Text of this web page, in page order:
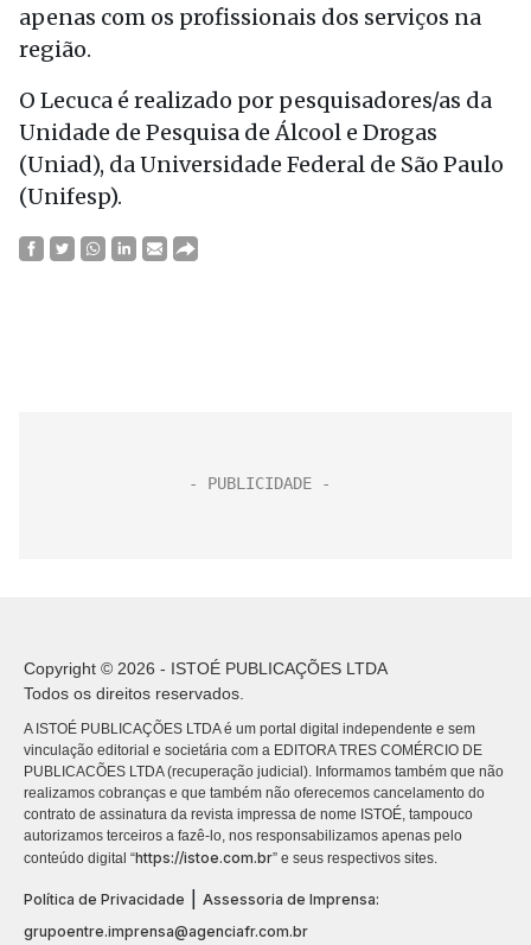
apenas com os profissionais dos serviços na
região.
O Lecuca é realizado por pesquisadores/as da
Unidade de Pesquisa de Álcool e Drogas
(Uniad), da Universidade Federal de São Paulo
(Unifesp).
Copyright © 2026 - ISTOÉ PUBLICAÇÕES LTDA
Todos os direitos reservados.
A ISTOÉ PUBLICAÇÕES LTDA é um portal digital independente e sem
vinculação editorial e societária com a EDITORA TRES COMÉRCIO DE
PUBLICACÕES LTDA (recuperação judicial). Informamos também que não
realizamos cobranças e que também não oferecemos cancelamento do
contrato de assinatura da revista impressa de nome ISTOÉ, tampouco
autorizamos terceiros a fazê-lo, nos responsabilizamos apenas pelo
conteúdo digital “https://istoe.com.br” e seus respectivos sites.
Política de Privacidade
Assessoria de Imprensa:
grupoentre.imprensa@agenciafr.com.br